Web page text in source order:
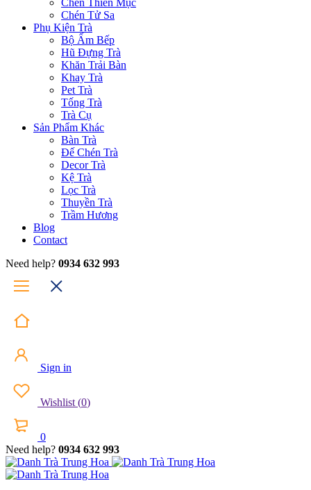
Chén Tử Sa
Phụ Kiện Trà
Bộ Ấm Bếp
Hũ Đựng Trà
Khăn Trải Bàn
Khay Trà
Pet Trà
Tống Trà
Trà Cụ
Sản Phẩm Khác
Bàn Trà
Đế Chén Trà
Decor Trà
Kệ Trà
Lọc Trà
Thuyền Trà
Trầm Hương
Blog
Contact
Need help? 0934 632 993
Sign in
Wishlist (0)
0
Need help? 0934 632 993